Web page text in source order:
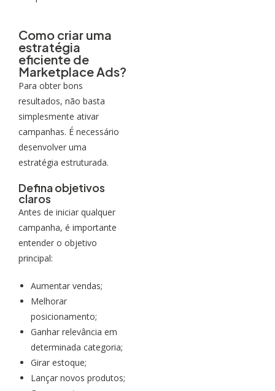
Como criar uma
estratégia
eficiente de
Marketplace Ads?
Para obter bons
resultados, não basta
simplesmente ativar
campanhas. É necessário
desenvolver uma
estratégia estruturada.
Defina objetivos
claros
Antes de iniciar qualquer
campanha, é importante
entender o objetivo
principal:
Aumentar vendas;
Melhorar
posicionamento;
Ganhar relevância em
determinada categoria;
Girar estoque;
Lançar novos produtos;